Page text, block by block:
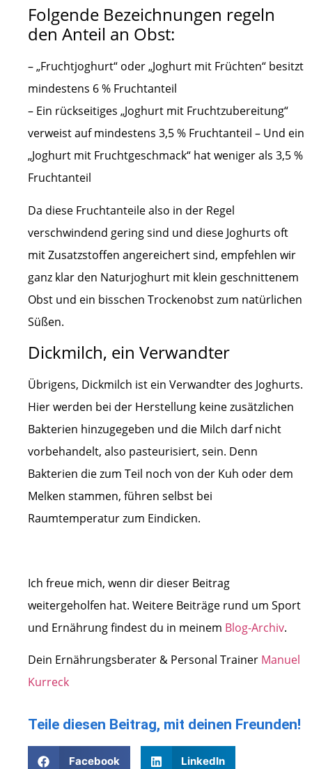
Folgende Bezeichnungen regeln
den Anteil an Obst:
– „Fruchtjoghurt“ oder „Joghurt mit Früchten“ besitzt
mindestens 6 % Fruchtanteil
– Ein rückseitiges „Joghurt mit Fruchtzubereitung“
verweist auf mindestens 3,5 % Fruchtanteil – Und ein
„Joghurt mit Fruchtgeschmack“ hat weniger als 3,5 %
Fruchtanteil
Da diese Fruchtanteile also in der Regel
verschwindend gering sind und diese Joghurts oft
mit Zusatzstoffen angereichert sind, empfehlen wir
ganz klar den Naturjoghurt mit klein geschnittenem
Obst und ein bisschen Trockenobst zum natürlichen
Süßen.
Dickmilch, ein Verwandter
Übrigens, Dickmilch ist ein Verwandter des Joghurts.
Hier werden bei der Herstellung keine zusätzlichen
Bakterien hinzugegeben und die Milch darf nicht
vorbehandelt, also pasteurisiert, sein. Denn
Bakterien die zum Teil noch von der Kuh oder dem
Melken stammen, führen selbst bei
Raumtemperatur zum Eindicken.
Ich freue mich, wenn dir dieser Beitrag
weitergeholfen hat. Weitere Beiträge rund um Sport
und Ernährung findest du in meinem Blog-Archiv.
Dein Ernährungsberater & Personal Trainer Manuel
Kurreck
Teile diesen Beitrag, mit deinen Freunden!
Facebook LinkedIn